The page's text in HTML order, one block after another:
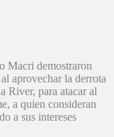
Macri demostraron
aprovechar la derrota
River, para atacar al
a quien consideran
a sus intereses